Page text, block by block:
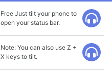
Free Just tilt your phone to
open your status bar.
Note: You can also use Z +
X keys to tilt.